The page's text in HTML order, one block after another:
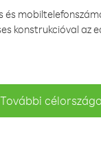
és
konstrukcióval
További